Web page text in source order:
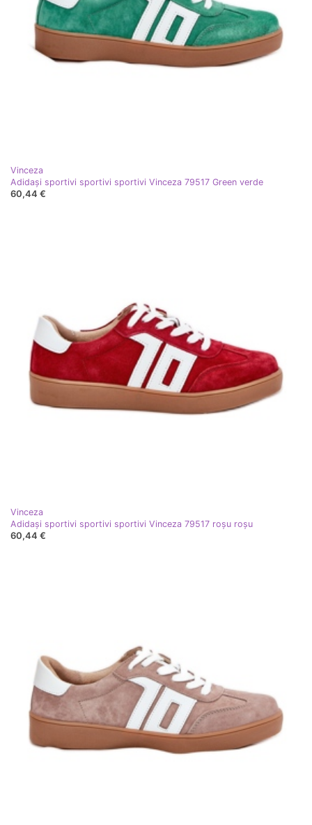
Vinceza
Adidași sportivi sportivi sportivi Vinceza 79517 Green verde
60,44 €
Vinceza
Adidași sportivi sportivi sportivi Vinceza 79517 roșu roşu
60,44 €